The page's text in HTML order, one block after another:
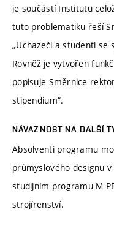
je součástí Institutu
tuto problematiku řeší
„Uchazeči a studenti se
Rovněž je vytvořen
popisuje Směrnice
stipendium“.
NÁVAZNOST NA DALŠÍ
Absolventi programu
průmyslového designu
studijním programu M-
strojírenství.